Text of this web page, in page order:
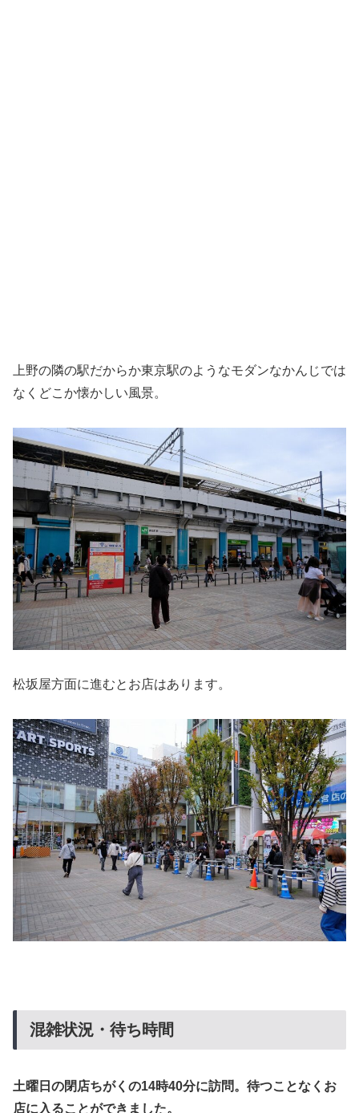
上野の隣の駅だからか東京駅のようなモダンなかんじでは
なくどこか懐かしい風景。
松坂屋方面に進むとお店はあります。
混雑状況・待ち時間
土曜日の閉店ちがくの14時40分に訪問。待つことなくお
店に入ることができました。